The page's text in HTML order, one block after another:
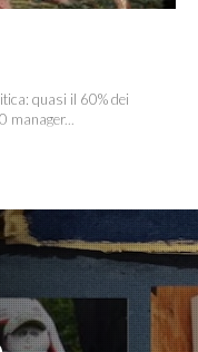
quasi il 60% dei
manager...